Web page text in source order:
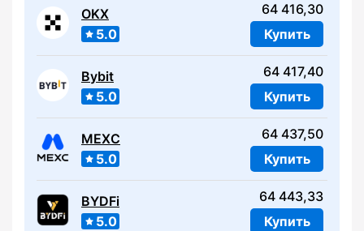
OKX
5.0
64 416,30
Купить
Bybit
5.0
64 417,40
Купить
MEXC
5.0
64 437,50
Купить
BYDFi
5.0
64 443,33
Купить